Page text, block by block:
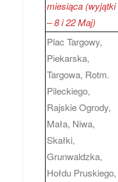
miesiąca (wyjątki
– 8 i 22 Maj)
Plac Targowy,
Piekarska,
Targowa, Rotm.
Pileckiego,
Rajskie Ogrody,
Mała, Niwa,
Skałki,
Grunwaldzka,
Hołdu Pruskiego,